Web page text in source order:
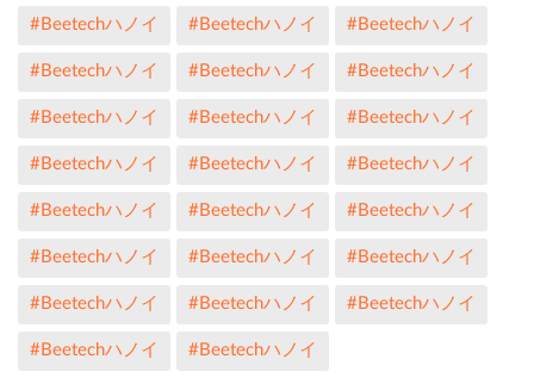
#Beetechハノイ #Beetechハノイ #Beetechハノイ
#Beetechハノイ #Beetechハノイ #Beetechハノイ
#Beetechハノイ #Beetechハノイ #Beetechハノイ
#Beetechハノイ #Beetechハノイ #Beetechハノイ
#Beetechハノイ #Beetechハノイ #Beetechハノイ
#Beetechハノイ #Beetechハノイ #Beetechハノイ
#Beetechハノイ #Beetechハノイ #Beetechハノイ
#Beetechハノイ #Beetechハノイ